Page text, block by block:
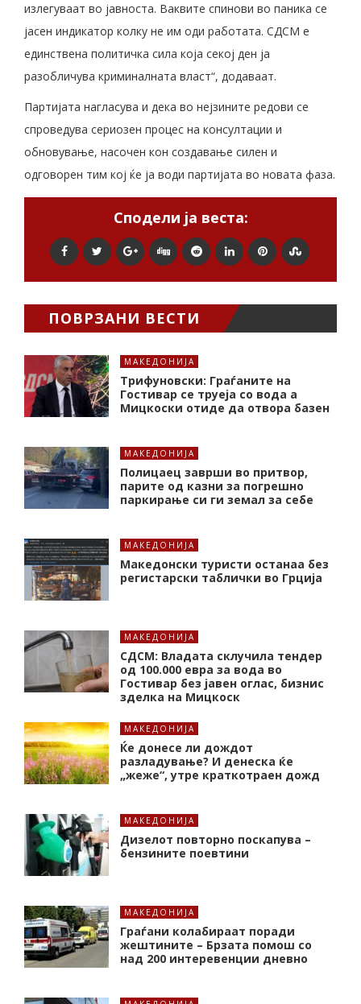
излегуваат во јавноста. Ваквите спинови во паника се
јасен индикатор колку не им оди работата. СДСМ е
единствена политичка сила која секој ден ја
разобличува криминалната власт“, додаваат.
Партијата нагласува и дека во нејзините редови се
спроведува сериозен процес на консултации и
обновување, насочен кон создавање силен и
одговорен тим кој ќе ја води партијата во новата фаза.
Сподели ја веста:
ПОВРЗАНИ ВЕСТИ
МАКЕДОНИЈА
Трифуновски: Граѓаните на
Гостивар се труеја со вода а
Мицкоски отиде да отвора базен
МАКЕДОНИЈА
Полицаец заврши во притвор,
парите од казни за погрешно
паркирање си ги земал за себе
МАКЕДОНИЈА
Македонски туристи останаа без
регистарски таблички во Грција
МАКЕДОНИЈА
СДСМ: Владата склучила тендер
од 100.000 евра за вода во
Гостивар без јавен оглас, бизнис
зделка на Мицкоск
МАКЕДОНИЈА
Ќе донесе ли дождот
разладување? И денеска ќе
„жеже“, утре краткотраен дожд
МАКЕДОНИЈА
Дизелот повторно поскапува –
бензините поевтини
МАКЕДОНИЈА
Граѓани колабираат поради
жештините – Брзата помош со
над 200 интеревенции дневно